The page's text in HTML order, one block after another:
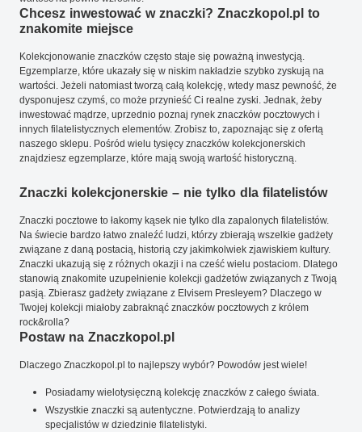
Chcesz inwestować w znaczki? Znaczkopol.pl to
znakomite miejsce
Kolekcjonowanie znaczków często staje się poważną inwestycją.
Egzemplarze, które ukazały się w niskim nakładzie szybko zyskują na
wartości. Jeżeli natomiast tworzą całą kolekcję, wtedy masz pewność, że
dysponujesz czymś, co może przynieść Ci realne zyski. Jednak, żeby
inwestować mądrze, uprzednio poznaj rynek znaczków pocztowych i
innych filatelistycznych elementów. Zrobisz to, zapoznając się z ofertą
naszego sklepu. Pośród wielu tysięcy znaczków kolekcjonerskich
znajdziesz egzemplarze, które mają swoją wartość historyczną.
Znaczki kolekcjonerskie – nie tylko dla filatelistów
Znaczki pocztowe to łakomy kąsek nie tylko dla zapalonych filatelistów.
Na świecie bardzo łatwo znaleźć ludzi, którzy zbierają wszelkie gadżety
związane z daną postacią, historią czy jakimkolwiek zjawiskiem kultury.
Znaczki ukazują się z różnych okazji i na cześć wielu postaciom. Dlatego
stanowią znakomite uzupełnienie kolekcji gadżetów związanych z Twoją
pasją. Zbierasz gadżety związane z Elvisem Presleyem? Dlaczego w
Twojej kolekcji miałoby zabraknąć znaczków pocztowych z królem
rock&rolla?
Postaw na Znaczkopol.pl
Dlaczego Znaczkopol.pl to najlepszy wybór? Powodów jest wiele!
Posiadamy wielotysięczną kolekcję znaczków z całego świata.
Wszystkie znaczki są autentyczne. Potwierdzają to analizy
specjalistów w dziedzinie filatelistyki.